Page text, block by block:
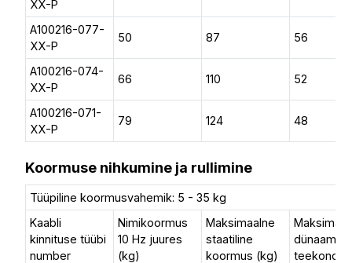
XX-P
A100216-077-
XX-P
50 87 56
A100216-074-
XX-P
66 110 52
A100216-071-
XX-P
79 124 48
Koormuse nihkumine ja rullimine
Tüüpiline koormusvahemik: 5 - 35 kg
Kaabli
kinnituse tüübi
number
Nimikoormus
10 Hz juures
(kg)
Maksimaalne
staatiline
koormus (kg)
teekond